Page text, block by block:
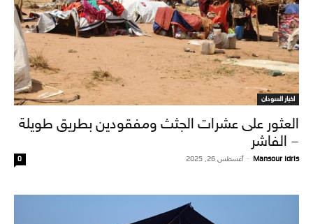
اخبار السودان
العثور على عشرات الجثث ومفقودين بطريق طويلة
– الفاشر
Mansour Idris
- أغسطس 26, 2025 0